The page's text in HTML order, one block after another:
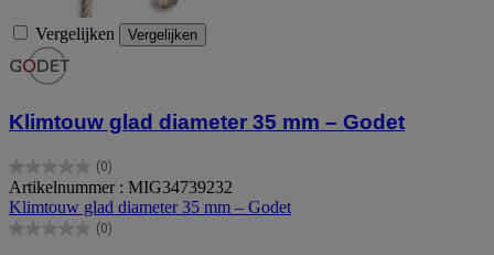
Vergelijken Vergelijken
Klimtouw glad diameter 35 mm – Godet
(0)
0.0
van
de
5
Artikelnummer : MIG34739232
Klimtouw glad diameter 35 mm – Godet
(0)
0.0